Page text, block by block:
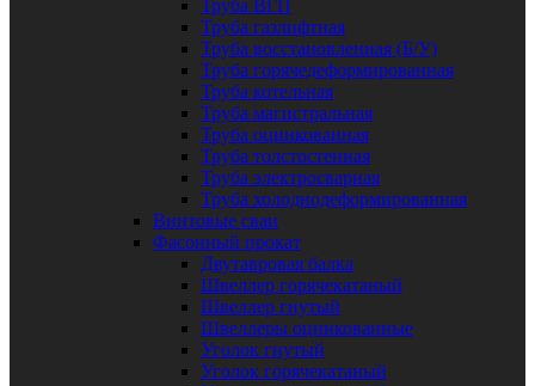
Труба ВГП
Труба газлифтная
Труба восстановленная (Б/У)
Труба горячедеформированная
Труба котельная
Труба магистральная
Труба оцинкованная
Труба толстостенная
Труба электросварная
Труба холоднодеформированная
Винтовые сваи
Фасонный прокат
Двутавровая балка
Швеллер горячекатаный
Швеллер гнутый
Швеллеры оцинкованные
Уголок гнутый
Уголок горячекатаный